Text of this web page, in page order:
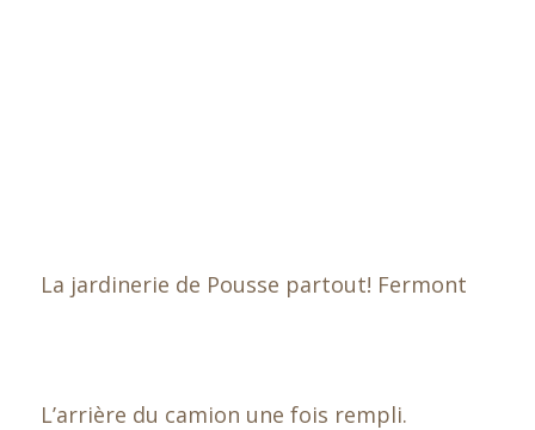
La jardinerie de Pousse partout! Fermont
L’arrière du camion une fois rempli.